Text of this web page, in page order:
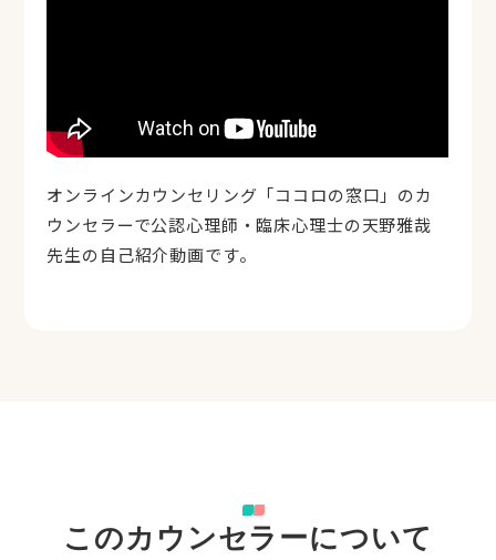
オンラインカウンセリング「ココロの窓口」のカ
ウンセラーで公認心理師・臨床心理士の天野雅哉
先生の自己紹介動画です。
このカウンセラーについて